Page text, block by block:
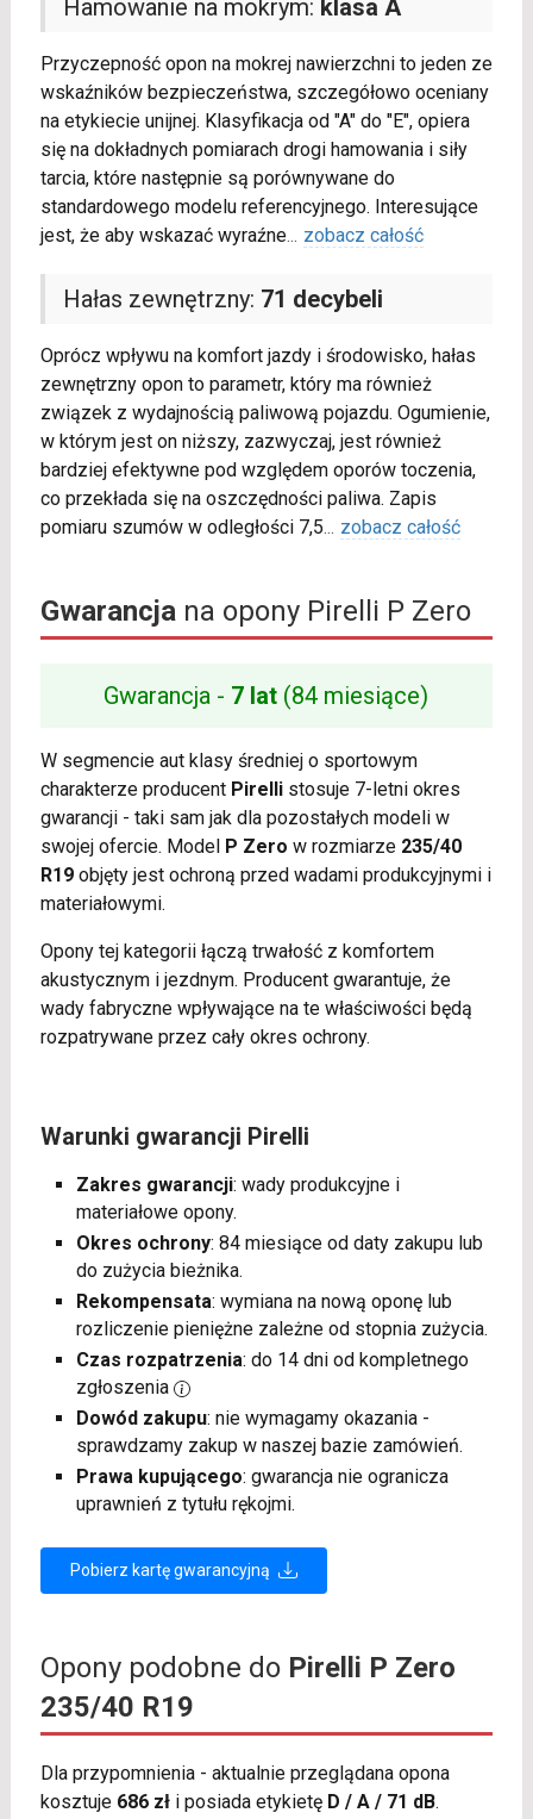
Hamowanie na mokrym: klasa A
Przyczepność opon na mokrej nawierzchni to jeden ze
wskaźników bezpieczeństwa, szczegółowo oceniany
na etykiecie unijnej. Klasyfikacja od "A" do "E", opiera
się na dokładnych pomiarach drogi hamowania i siły
tarcia, które następnie są porównywane do
standardowego modelu referencyjnego. Interesujące
jest, że aby wskazać wyraźne... zobacz całość
Hałas zewnętrzny: 71 decybeli
Oprócz wpływu na komfort jazdy i środowisko, hałas
zewnętrzny opon to parametr, który ma również
związek z wydajnością paliwową pojazdu. Ogumienie,
w którym jest on niższy, zazwyczaj, jest również
bardziej efektywne pod względem oporów toczenia,
co przekłada się na oszczędności paliwa. Zapis
pomiaru szumów w odległości 7,5... zobacz całość
Gwarancjana opony Pirelli P Zero
Gwarancja - 7 lat (84 miesiące)
W segmencie aut klasy średniej o sportowym
charakterze producent Pirellistosuje 7-letni okres
gwarancji - taki sam jak dla pozostałych modeli w
swojej ofercie. Model P Zero w rozmiarze 235/40
R19objęty jest ochroną przed wadami produkcyjnymi i
materiałowymi.
Opony tej kategorii łączą trwałość z komfortem
akustycznym i jezdnym. Producent gwarantuje, że
wady fabryczne wpływające na te właściwości będą
rozpatrywane przez cały okres ochrony.
Warunki gwarancji Pirelli
Zakres gwarancji: wady produkcyjne i
materiałowe opony.
Okres ochrony: 84 miesiące od daty zakupu lub
do zużycia bieżnika.
Rekompensata: wymiana na nową oponę lub
rozliczenie pieniężne zależne od stopnia zużycia.
Czas rozpatrzenia: do 14 dni od kompletnego
zgłoszenia
Dowód zakupu: nie wymagamy okazania -
sprawdzamy zakup w naszej bazie zamówień.
Prawa kupującego: gwarancja nie ogranicza
uprawnień z tytułu rękojmi.
Pobierz kartę gwarancyjną
Opony podobne do Pirelli P Zero
235/40 R19
Dla przypomnienia - aktualnie przeglądana opona
kosztuje 686 złi posiada etykietę D / A / 71 dB.